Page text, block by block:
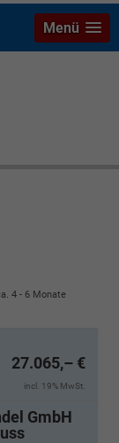
Autonova
Menü
4 - 6 Monate
27.065,– €
incl. 19% MwSt.
GmbH